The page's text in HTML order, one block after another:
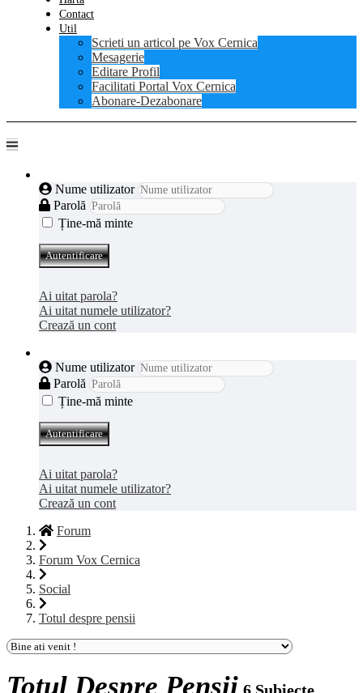
Contact
Util
Scrieti un articol pe Vox Cernica
Mesagerie
Editare Profil
Facilitati Portal Vox Cernica
Abonare-Dezabonare
Nume utilizator
Parolă
Ține-mă minte
Autentificare
Ai uitat parola?
Ai uitat numele utilizator?
Crează un cont
Nume utilizator
Parolă
Ține-mă minte
Autentificare
Ai uitat parola?
Ai uitat numele utilizator?
Crează un cont
Forum
Forum Vox Cernica
Social
Totul despre pensii
Totul Despre Pensii